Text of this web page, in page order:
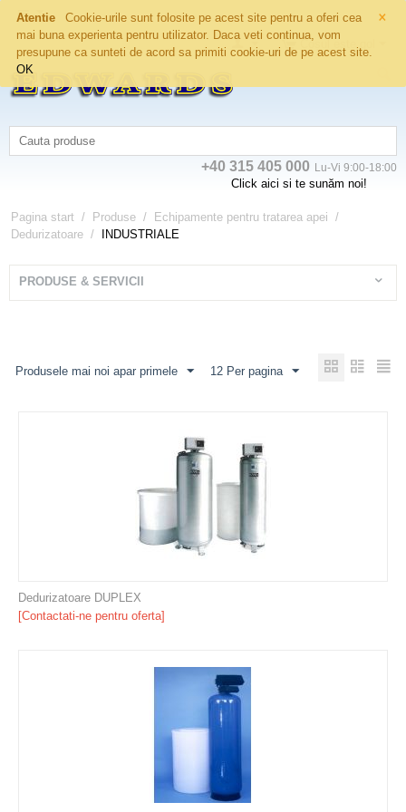
×
Atentie
Cookie-urile sunt folosite pe acest site pentru a oferi cea
mai buna experienta pentru utilizator. Daca veti continua, vom
presupune ca sunteti de acord sa primiti cookie-uri de pe acest site.
OK
Coșul este gol
+40 315 405 000 Lu-Vi 9:00-18:00
Click aici si te sunăm noi!
Pagina start / Produse / Echipamente pentru tratarea apei /
Dedurizatoare / INDUSTRIALE
PRODUSE & SERVICII
Produsele mai noi apar primele 12 Per pagina
Dedurizatoare DUPLEX
[Contactati-ne pentru oferta]